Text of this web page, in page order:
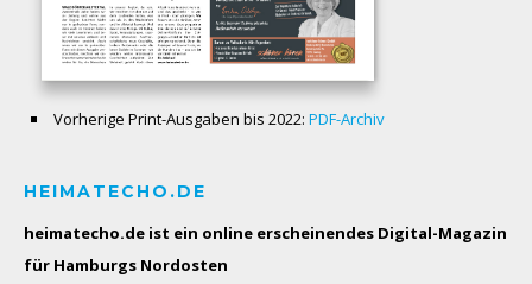
Vorherige Print-Ausgaben bis 2022: PDF-Archiv
HEIMATECHO.DE
heimatecho.de ist ein online erscheinendes Digital-Magazin
für Hamburgs Nordosten